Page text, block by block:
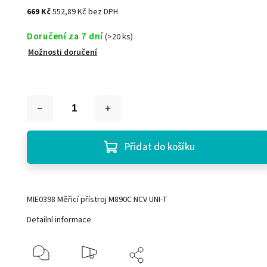
669 Kč552,89 Kč bez DPH
Doručení za 7 dní(>20 ks)
Možnosti doručení
Přidat do košíku
MIE0398 Měřicí přístroj M890C NCV UNI-T
Detailní informace